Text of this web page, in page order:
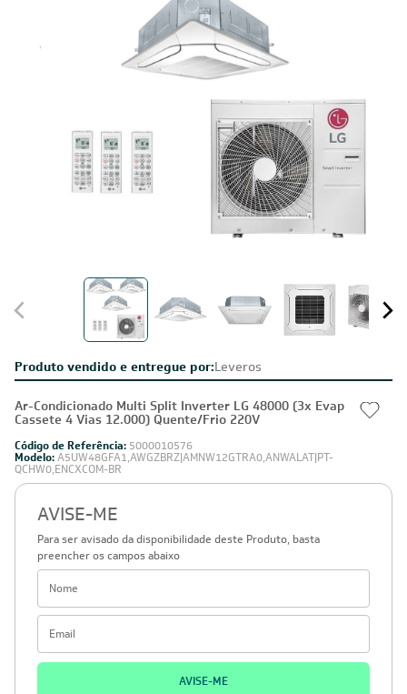
Produto vendido e entregue por:Leveros
Ar-Condicionado Multi Split Inverter LG 48000 (3x Evap
Cassete 4 Vias 12.000) Quente/Frio 220V
Código de Referência: 5000010576
Modelo:A5UW48GFA1,AWGZBRZ|AMNW12GTRA0,ANWALAT|PT-
QCHW0,ENCXCOM-BR
AVISE-ME
Para ser avisado da disponibilidade deste Produto, basta
preencher os campos abaixo
AVISE-ME